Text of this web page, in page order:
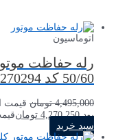
اتوماسیون
50/60 کد 270294
4,495,000 تومان
بود.4,270,250 تومانقیمت
سبد خرید